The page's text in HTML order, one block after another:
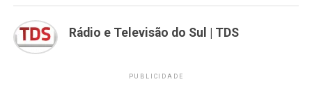
Rádio e Televisão do Sul | TDS
PUBLICIDADE